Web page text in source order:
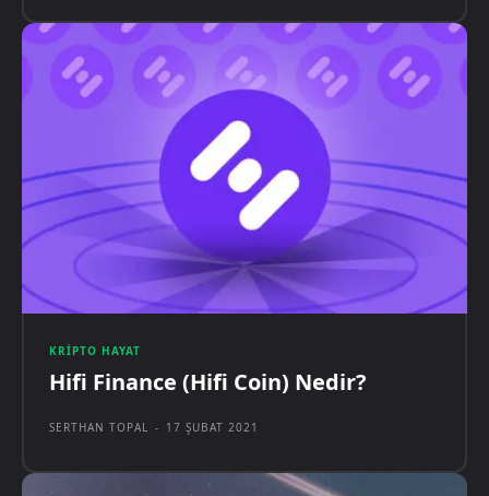
KRIPTO HAYAT
Hifi Finance (Hifi Coin) Nedir?
SERTHAN TOPAL - 17 ŞUBAT 2021